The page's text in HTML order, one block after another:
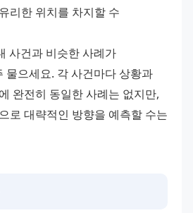
리한 위치를 차지할 수
사건과 비슷한 사례가
물으세요. 각 사건마다 상황과
완전히 동일한 사례는 없지만,
로 대략적인 방향을 예측할 수는